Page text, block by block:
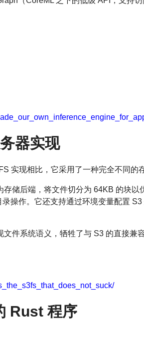
器实现
实现相比，它采用了一种完全不同的
储后端，将文件切分为 64KB 的块以
操作。它还支持通过环境变量配置
件系统语义，牺牲了与 S3 的直接兼
Rust 程序